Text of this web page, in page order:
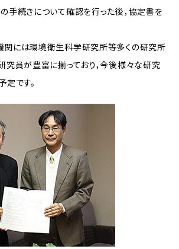
手続きについて確認を行った後，協定書を
には環境衛生科学研究所等多くの研究所
究員が豊富に揃っており，今後様々な研究
定です。